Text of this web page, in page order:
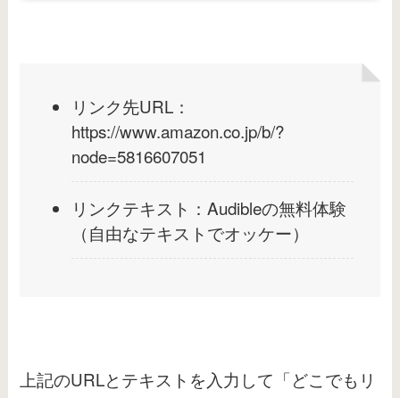
リンク先URL：
https://www.amazon.co.jp/b/?
node=5816607051
リンクテキスト：Audibleの無料体験
（自由なテキストでオッケー）
上記のURLとテキストを入力して「どこでもリ